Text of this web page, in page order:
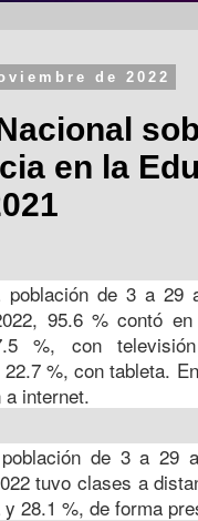
de 2022
en la
población de 3 a 29
95.6 % contó
%, con
%, con tableta.
internet.
de 3 a 29
tuvo clases a
28.1 %, de forma